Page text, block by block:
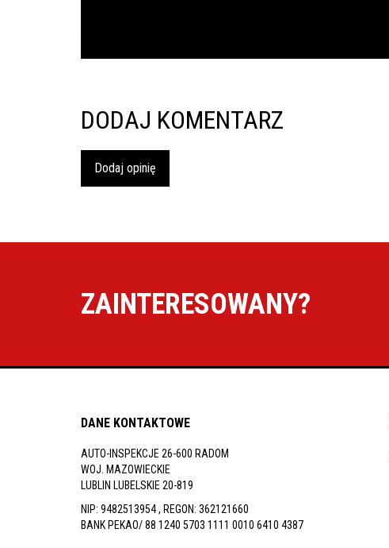
DODAJ KOMENTARZ
Dodaj opinię
ZAINTERESOWANY?
DANE KONTAKTOWE
AUTO-INSPEKCJE 26-600 RADOM
WOJ. MAZOWIECKIE
LUBLIN LUBELSKIE 20-819
NIP: 9482513954 , REGON: 362121660
BANK PEKAO/ 88 1240 5703 1111 0010 6410 4387